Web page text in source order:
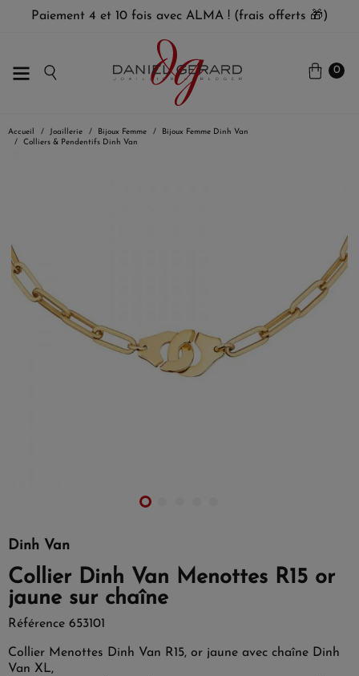
Paiement 4 et 10 fois avec ALMA ! (frais offerts 🎁)
0
Accueil Joaillerie Bijoux Femme
Bijoux Femme Dinh Van
Colliers & Pendentifs Dinh Van
Dinh Van
Collier Dinh Van Menottes R15 or
jaune sur chaîne
Référence 653101
Collier Menottes Dinh Van R15, or jaune avec chaîne Dinh
Van XL,